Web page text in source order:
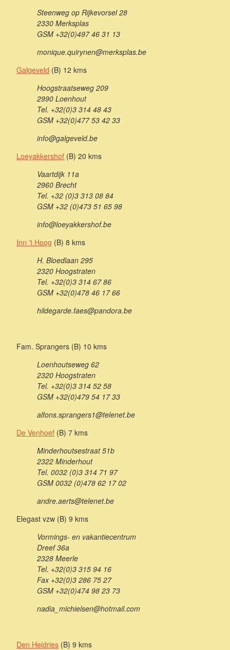
Steenweg op Rijkevorsel 28
2330 Merksplas
GSM +32(0)497 46 31 13
monique.quirynen@merksplas.be
Galgeveld (B) 12 kms
Hoogstraatseweg 209
2990 Loenhout
Tel. +32(0)3 314 48 43
GSM +32(0)477 53 42 33
info@galgeveld.be
Loeyakkershof (B) 20 kms
Vaartdijk 11a
2960 Brecht
Tel. +32 (0)3 313 08 84
GSM +32 (0)473 51 65 98
info@loeyakkershof.be
Inn 't Hoog (B) 8 kms
H. Bloedlaan 295
2320 Hoogstraten
Tel. +32(0)3 314 67 86
GSM +32(0)478 46 17 66
hildegarde.faes@pandora.be
Fam. Sprangers (B) 10 kms
Loenhoutseweg 62
2320 Hoogstraten
Tel. +32(0)3 314 52 58
GSM +32(0)479 54 17 33
alfons.sprangers1@telenet.be
De Venhoef (B) 7 kms
Minderhoutsestraat 51b
2322 Minderhout
Tel. 0032 (0)3 314 71 97
GSM 0032 (0)478 62 17 02
andre.aerts@telenet.be
Elegast vzw (B) 9 kms
Vormings- en vakantiecentrum
Dreef 36a
2328 Meerle
Tel. +32(0)3 315 94 16
Fax +32(0)3 286 75 27
GSM +32(0)474 98 23 73
nadia_michielsen@hotmail.com
Den Heidries (B) 9 kms